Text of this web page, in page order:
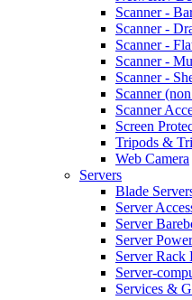
Scanner -
Scanner -
Scanner -
Scanner -
Scanner -
Scanner
Scanner
Screen
Tripods &
Web Camera
Servers
Blade
Server
Server
Server
Server Rack
Server-
Services &